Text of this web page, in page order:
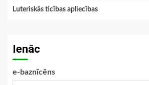
Luteriskās ticības apliecības
Ienāc
e-baznīcēns